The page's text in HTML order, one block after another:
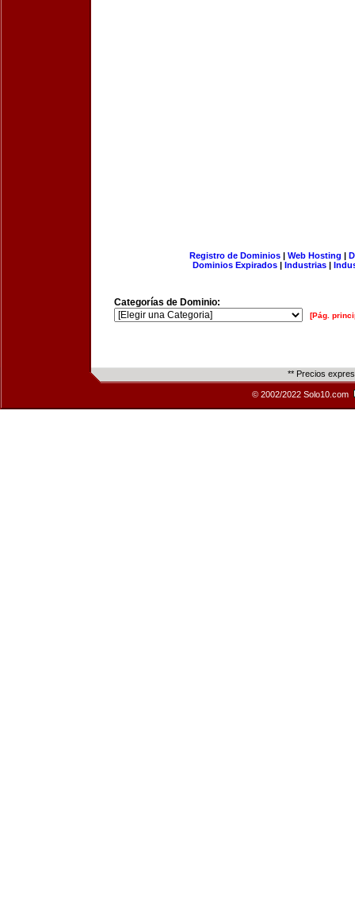
Registro de Dominios| Web Hosting |
Dominios Expirados | Industrias |
Categorías de Dominio:
[Pág.
** Precios
© 2002/2022 Solo10.com